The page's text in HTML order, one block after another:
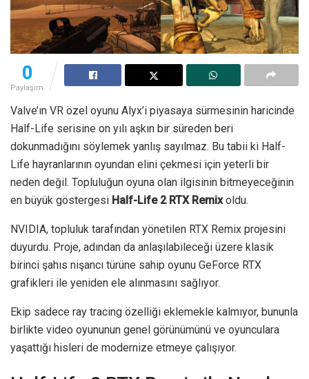
0
Paylaşım
Valve’ın VR özel oyunu Alyx’i piyasaya sürmesinin haricinde
Half-Life serisine on yılı aşkın bir süreden beri
dokunmadığını söylemek yanlış sayılmaz. Bu tabii ki Half-
Life hayranlarının oyundan elini çekmesi için yeterli bir
neden değil. Topluluğun oyuna olan ilgisinin bitmeyeceğinin
en büyük göstergesi Half-Life 2 RTX Remixoldu.
NVIDIA, topluluk tarafından yönetilen RTX Remix projesini
duyurdu. Proje, adından da anlaşılabileceği üzere klasik
birinci şahıs nişancı türüne sahip oyunu GeForce RTX
grafikleri ile yeniden ele alınmasını sağlıyor.
Ekip sadece ray tracing özelliği eklemekle kalmıyor, bununla
birlikte video oyununun genel görünümünü ve oyunculara
yaşattığı hisleri de modernize etmeye çalışıyor.